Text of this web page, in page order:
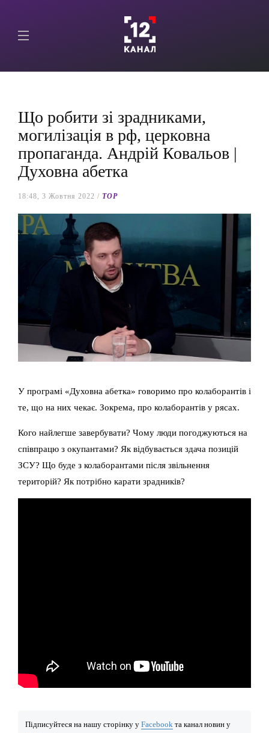
Що робити зі зрадниками,
могилізація в рф, церковна
пропаганда. Андрій Ковальов |
Духовна абетка
18:48, 3 Жовтня 2022 / TOP
У програмі «Духовна абетка» говоримо про колаборантів і
те, що на них чекає. Зокрема, про колаборантів у рясах.
Кого найлегше завербувати? Чому люди погоджуються на
співпрацю з окупантами? Як відбувається здача позицій
ЗСУ? Що буде з колаборантами після звільнення
територій? Як потрібно карати зрадників?
Підписуйтеся на нашу сторінку у Facebook та канал новин у